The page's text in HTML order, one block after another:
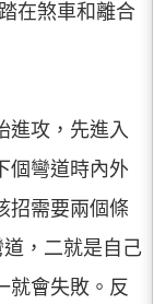
在煞車和離合
進攻，先進入
個彎道時內外
招需要兩個條
，二就是自己
就會失敗。反